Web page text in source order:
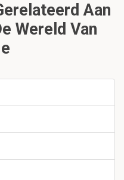
Aan
Wereld Van